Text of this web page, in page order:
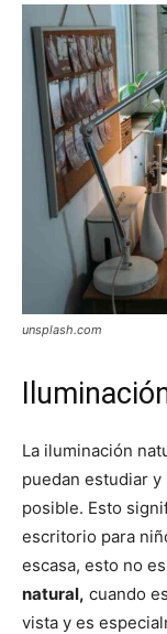
unsplash.com
La iluminación
puedan estudiar
posible. Esto
escritorio para
escasa, esto no
natural, cuando
vista y es